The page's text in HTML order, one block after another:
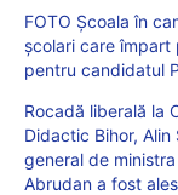
FOTO Școala în
școlari care împart
pentru candidatul
Rocadă liberală la
Didactic Bihor,
general de
Abrudan a fost